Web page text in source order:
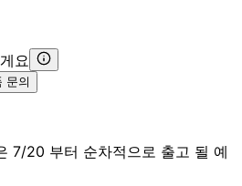
요
문의
7/20 부터 순차적으로 출고 될 예